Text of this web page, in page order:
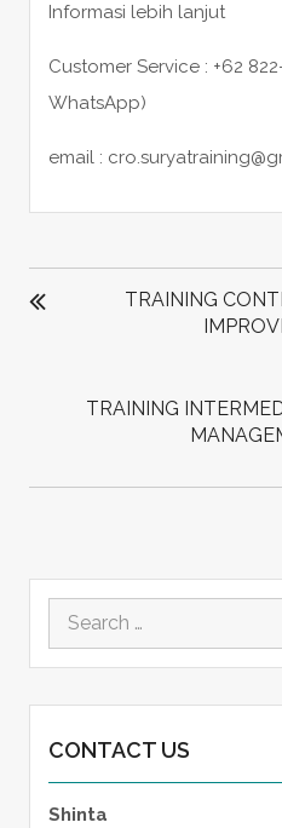
Informasi lebih lanjut
Customer Service : +62
WhatsApp)
email :
POST
NAVIGATION
TRAINING
TRAINING
Search
for:
CONTACT US
Shinta